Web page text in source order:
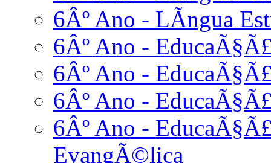
6Âº Ano - LÃ­ngua
6Âº Ano -
6Âº Ano -
6Âº Ano -
6Âº Ano -
EvangÃ©lica